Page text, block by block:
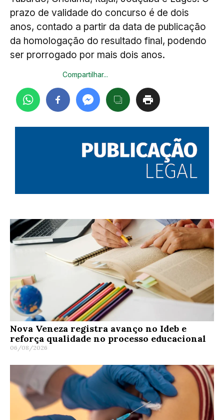
prazo de validade do concurso é de dois
anos, contado a partir da data de publicação
da homologação do resultado final, podendo
ser prorrogado por mais dois anos.
Compartilhar...
Nova Veneza registra avanço no Ideb e
reforça qualidade no processo educacional
06/08/2026